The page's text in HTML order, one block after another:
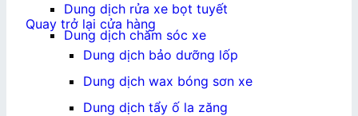
Quay trở lại cửa hàng
Dung dịch rửa xe bọt tuyết
Dung dịch chăm sóc xe
Dung dịch bảo dưỡng lốp
Dung dịch wax bóng sơn xe
Dung dịch tẩy ố la zăng